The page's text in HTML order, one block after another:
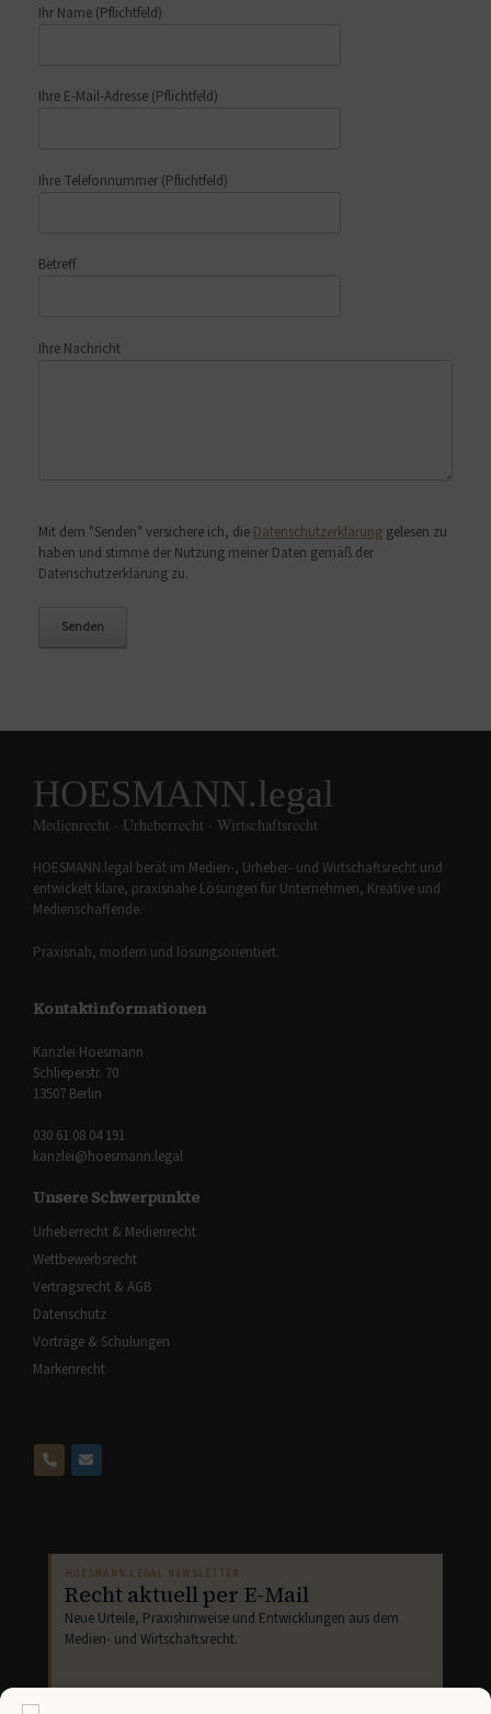
Ihr Name (Pflichtfeld)
Ihre E-Mail-Adresse (Pflichtfeld)
Ihre Telefonnummer (Pflichtfeld)
Betreff
Ihre Nachricht
Mit dem "Senden" versichere ich, die Datenschutzerklärung gelesen zu
haben und stimme der Nutzung meiner Daten gemäß der
Datenschutzerklärung zu.
HOESMANN.legal
Medienrecht · Urheberrecht · Wirtschaftsrecht
HOESMANN.legal berät im Medien-, Urheber- und Wirtschaftsrecht und
entwickelt klare, praxisnahe Lösungen für Unternehmen, Kreative und
Medienschaffende.
Praxisnah, modern und lösungsorientiert.
Kontaktinformationen
Kanzlei Hoesmann
Schlieperstr. 70
13507 Berlin
030 61 08 04 191
kanzlei@hoesmann.legal
Unsere Schwerpunkte
Urheberrecht & Medienrecht
Wettbewerbsrecht
Vertragsrecht & AGB
Datenschutz
Vorträge & Schulungen
Markenrecht
HOESMANN.LEGAL NEWSLETTER
Recht aktuell per E-Mail
Neue Urteile, Praxishinweise und Entwicklungen aus dem
Medien- und Wirtschaftsrecht.